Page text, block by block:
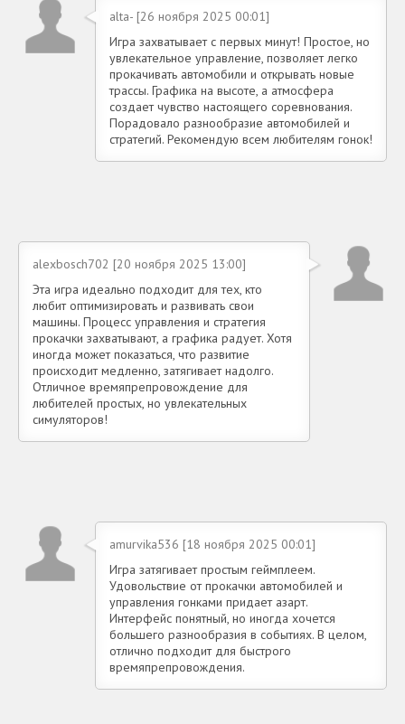
alta- [26 ноября 2025 00:01]
Игра захватывает с первых минут! Простое, но
увлекательное управление, позволяет легко
прокачивать автомобили и открывать новые
трассы. Графика на высоте, а атмосфера
создает чувство настоящего соревнования.
Порадовало разнообразие автомобилей и
стратегий. Рекомендую всем любителям гонок!
alexbosch702 [20 ноября 2025 13:00]
Эта игра идеально подходит для тех, кто
любит оптимизировать и развивать свои
машины. Процесс управления и стратегия
прокачки захватывают, а графика радует. Хотя
иногда может показаться, что развитие
происходит медленно, затягивает надолго.
Отличное времяпрепровождение для
любителей простых, но увлекательных
симуляторов!
amurvika536 [18 ноября 2025 00:01]
Игра затягивает простым геймплеем.
Удовольствие от прокачки автомобилей и
управления гонками придает азарт.
Интерфейс понятный, но иногда хочется
большего разнообразия в событиях. В целом,
отлично подходит для быстрого
времяпрепровождения.